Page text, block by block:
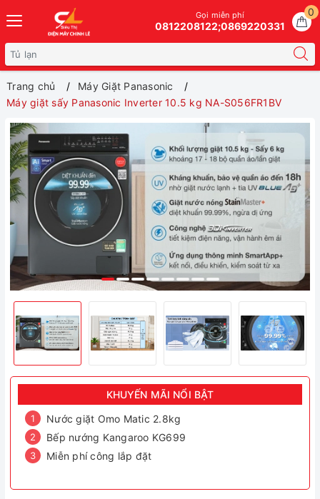
0
Gọi miễn phí
0812208122;0869220331
Trang chủ
Máy Giặt Panasonic
Máy giặt sấy Panasonic Inverter 10.5 kg NA-S056FR1BV
KHUYẾN MÃI NỔI BẬT
Nước giặt Omo Matic 2.8kg
Bếp nướng Kangaroo KG699
Miễn phí công lắp đặt